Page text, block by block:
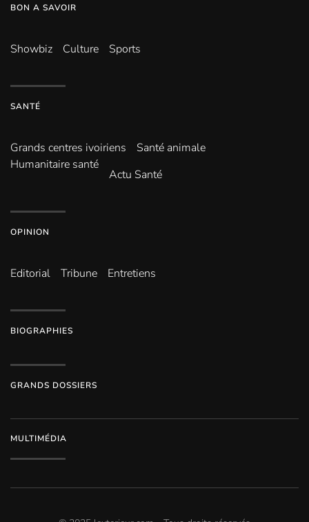
BON A SAVOIR
Showbiz Culture Sports
SANTÉ
Grands centres ivoiriens
Santé animale
Humanitaire santé
Actu Santé
OPINION
Editorial Tribune Entretiens
BIOGRAPHIES
GRANDS DOSSIERS
MULTIMÉDIA